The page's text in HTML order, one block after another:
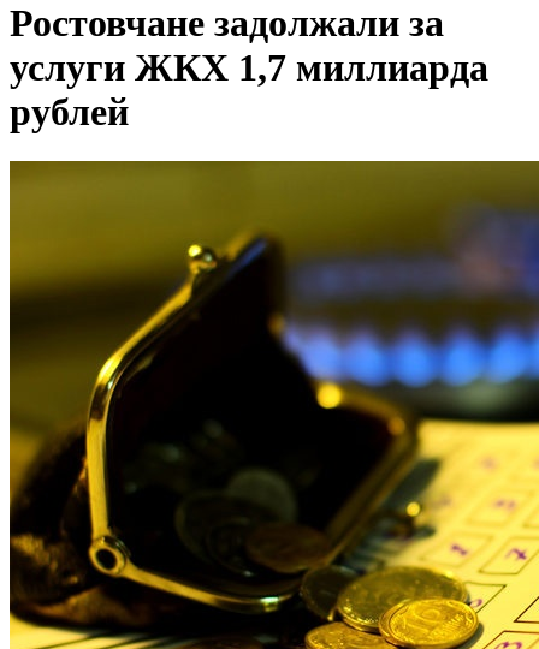
Ростовчане задолжали за
услуги ЖКХ 1,7 миллиарда
рублей